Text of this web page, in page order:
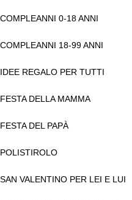
COMPLEANNI 0-18 ANNI
COMPLEANNI 18-99 ANNI
IDEE REGALO PER TUTTI
FESTA DELLA MAMMA
FESTA DEL PAPÀ
POLISTIROLO
SAN VALENTINO PER LEI E LUI